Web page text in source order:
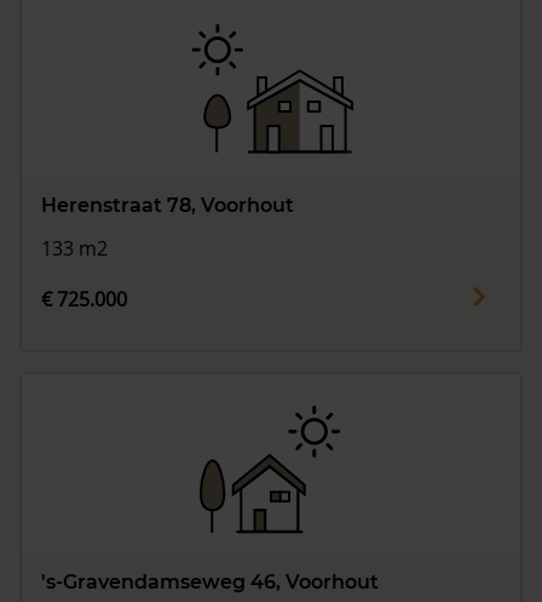
Herenstraat 78, Voorhout
133 m2
€ 725.000
's-Gravendamseweg 46, Voorhout